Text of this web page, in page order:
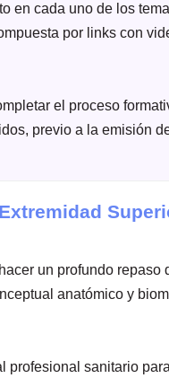
en cada uno de los
por links con
el proceso
previo a la emisión
un profundo
anatómico y
profesional sanitario